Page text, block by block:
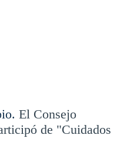
El Consejo
de "Cuidados